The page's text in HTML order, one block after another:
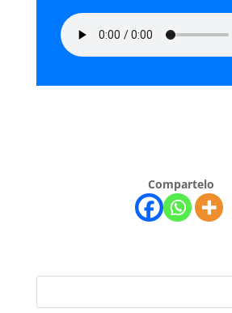
Compartelo